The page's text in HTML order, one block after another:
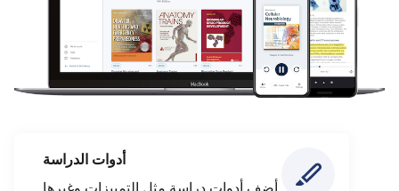
أدوات الدراسة
أضف أدوات دراسة مثل التمييزات وغيرها